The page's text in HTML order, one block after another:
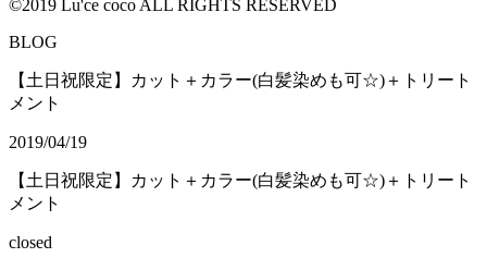
©2019 Lu'ce coco ALL RIGHTS RESERVED
BLOG
【土日祝限定】カット＋カラー(白髪染めも可☆)＋トリート
メント
2019/04/19
【土日祝限定】カット＋カラー(白髪染めも可☆)＋トリート
メント
closed